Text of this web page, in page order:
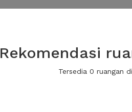
Rekomendasi
Tersedia 0 ruangan